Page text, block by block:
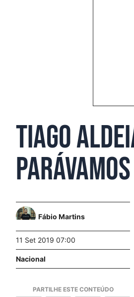
Tiago
Fábio Martins
11 Set 2019 07:00
Nacional